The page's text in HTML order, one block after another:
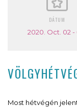
DÁTUM
2020. Oct. 02 -
Most hétvégén